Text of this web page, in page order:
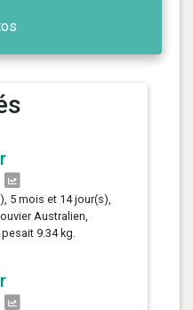
5 mois et 14 jour(s),
Australien,
9.34 kg.